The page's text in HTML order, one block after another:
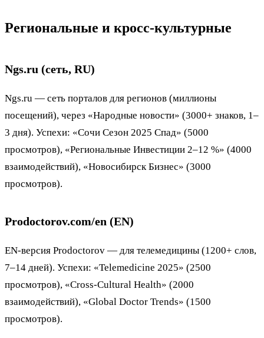
Региональные и кросс-культурные
Ngs.ru (сеть, RU)
Ngs.ru — сеть порталов для регионов (миллионы
посещений), через «Народные новости» (3000+ знаков, 1–
3 дня). Успехи: «Сочи Сезон 2025 Спад» (5000
просмотров), «Региональные Инвестиции 2–12 %» (4000
взаимодействий), «Новосибирск Бизнес» (3000
просмотров).
Prodoctorov.com/en (EN)
EN-версия Prodoctorov — для телемедицины (1200+ слов,
7–14 дней). Успехи: «Telemedicine 2025» (2500
просмотров), «Cross-Cultural Health» (2000
взаимодействий), «Global Doctor Trends» (1500
просмотров).